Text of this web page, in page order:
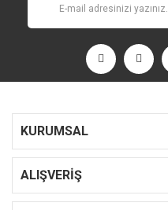
KURUMSAL
ALIŞVERİŞ